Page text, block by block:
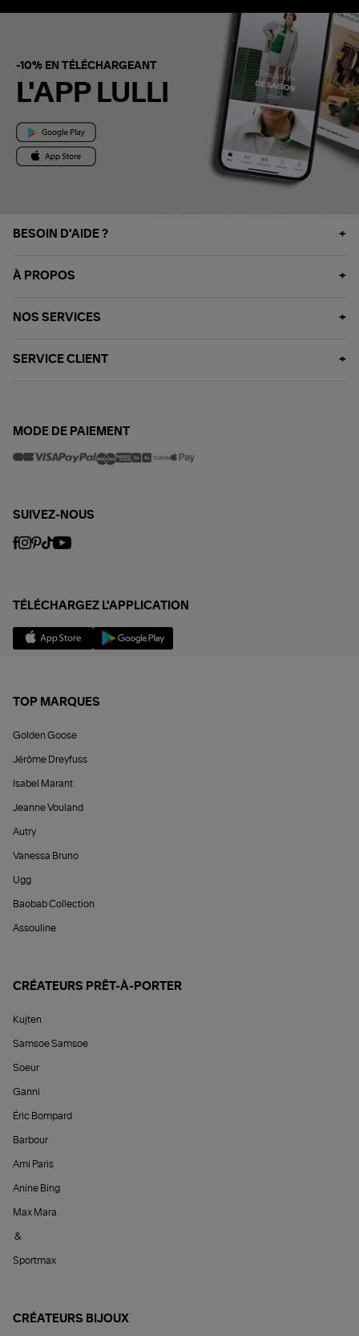
-10% EN TÉLÉCHARGEANT
L'APP LULLI
BESOIN D'AIDE ?
À PROPOS
NOS SERVICES
SERVICE CLIENT
MODE DE PAIEMENT
SUIVEZ-NOUS
TÉLÉCHARGEZ L'APPLICATION
TOP MARQUES
Golden Goose
Jérôme Dreyfuss
Isabel Marant
Jeanne Vouland
Autry
Vanessa Bruno
Ugg
Baobab Collection
Assouline
CRÉATEURS PRÊT-À-PORTER
Kujten
Samsoe Samsoe
Soeur
Ganni
Éric Bompard
Barbour
Ami Paris
Anine Bing
Max Mara
&
Sportmax
CRÉATEURS BIJOUX